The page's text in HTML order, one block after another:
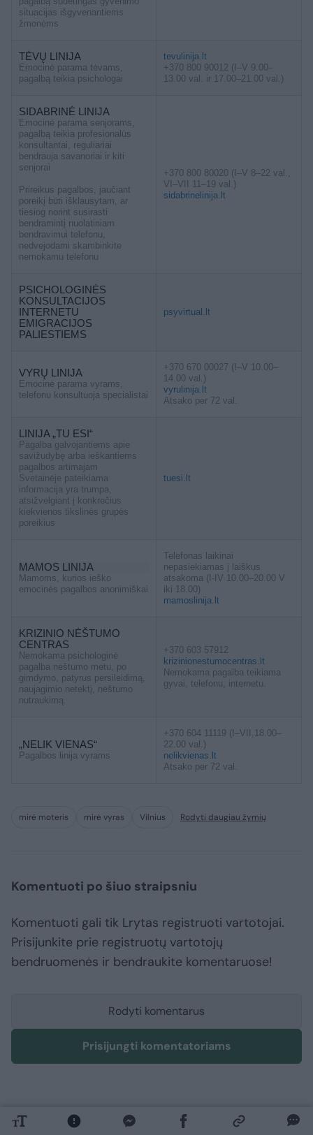
situacijas išgyvenantiems
žmonėms
TĖVŲ LINIJA
Emocinė parama tėvams,
pagalbą teikia psichologai
tevulinija.lt
+370 800 90012 (I–V 9.00–
13.00 val. ir 17.00–21.00 val.)
SIDABRINĖ LINIJA
Emocinė parama senjorams,
pagalbą teikia profesionalūs
konsultantai, reguliariai
bendrauja savanoriai ir kiti
senjorai
Prireikus pagalbos, jaučiant
poreikį būti išklausytam, ar
tiesiog norint susirasti
bendramintį nuolatiniam
bendravimui telefonu,
nedvejodami skambinkite
nemokamu telefonu
+370 800 80020 (I–V 8–22 val.,
VI–VII 11–19 val.)
sidabrinelinija.lt
PSICHOLOGINĖS
KONSULTACIJOS
INTERNETU
EMIGRACIJOS
PALIESTIEMS
psyvirtual.lt
VYRŲ LINIJA
Emocinė parama vyrams,
telefonu konsultuoja specialistai
+370 670 00027 (I–V 10.00–
14.00 val.)
vyrulinija.lt
Atsako per 72 val.
LINIJA „TU ESI“
Pagalba galvojantiems apie
savižudybę arba ieškantiems
pagalbos artimajam
Svetainėje pateikiama
informacija yra trumpa,
atsižvelgiant į konkrečius
kiekvienos tikslinės grupės
poreikius
tuesi.lt
MAMOS LINIJA
Mamoms, kurios ieško
emocinės pagalbos anonimiškai
Telefonas laikinai
nepasiekiamas į laiškus
atsakoma (I-IV 10.00–20.00 V
iki 18.00)
mamoslinija.lt
KRIZINIO NĖŠTUMO
CENTRAS
Nemokama psichologinė
pagalba nėštumo metu, po
gimdymo, patyrus persileidimą,
naujagimio netektį, nėštumo
nutraukimą.
+370 603 57912
krizinionestumocentras.lt
Nemokama pagalba teikiama
gyvai, telefonu, internetu.
„NELIK VIENAS“
Pagalbos linija vyrams
+370 604 11119 (I–VII,18.00–
22.00 val.)
nelikvienas.lt
Atsako per 72 val.
mirė moteris mirė vyras Vilnius Rodyti daugiau žymių
Komentuoti po šiuo straipsniu
Komentuoti gali tik Lrytas registruoti vartotojai.
Prisijunkite prie registruotų vartotojų
bendruomenės ir bendraukite komentaruose!
Rodyti komentarus
Prisijungti komentatoriams